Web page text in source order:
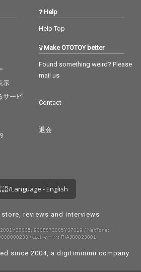
示
サービ
Help
Help Top
Make OTOTOY better
Found something weird? Please
mail us
Contact
退会
/Language - English
reviews and interviews
9008872005Y37019 / NexTone:
/ エルマーク: RIAJ80023001
since 2004, a digitiminimi company